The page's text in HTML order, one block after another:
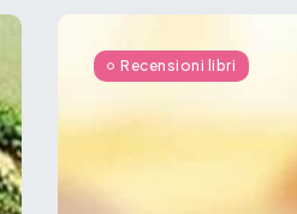
Recensioni libri